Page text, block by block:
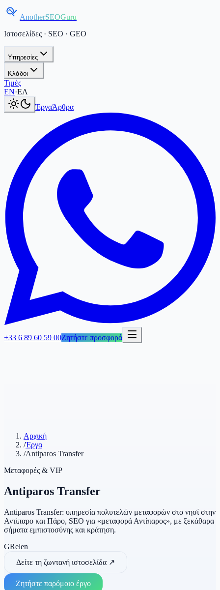
AnotherSEOGuru
Ιστοσελίδες · SEO · GEO
Υπηρεσίες
Κλάδοι
Τιμές
EN·ΕΛ
ΈργαΆρθρα
+33 6 89 60 59 00Ζητήστε προσφορά
Αρχική
/Έργα
/Antiparos Transfer
Μεταφορές & VIP
Antiparos Transfer
Antiparos Transfer: υπηρεσία πολυτελών μεταφορών στο νησί στην
Αντίπαρο και Πάρο, SEO για «μεταφορά Αντίπαρος», με ξεκάθαρα
σήματα εμπιστοσύνης και κράτηση.
GRelen
Δείτε τη ζωντανή ιστοσελίδα ↗
Ζητήστε παρόμοιο έργο